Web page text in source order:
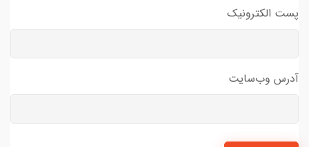
پست الکترونیک
آدرس وب‌سایت